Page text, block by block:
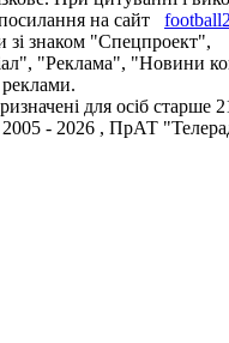
на сайт
зі знаком "Спецпроект",
"Реклама", "Новини
для осіб старше
- 2026 , ПрАТ